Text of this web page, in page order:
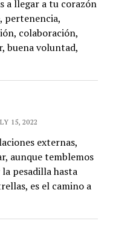
a llegar a tu corazón
pertenencia,
colaboración,
buena voluntad,
15, 2022
externas,
aunque temblemos
pesadilla hasta
es el camino a